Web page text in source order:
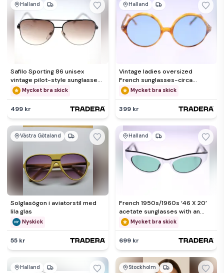
Halland
Safilo Sporting 86 unisex
vintage pilot-style sunglasses-
circa 1980s-NEW-24g
Mycket bra skick
499 kr
Halland
Vintage ladies oversized
French sunglasses-circa
1970s-Weight 42g-FREE
postage
Mycket bra skick
399 kr
Västra Götaland
Solglasögon i aviatorstil med
lila glas
Nyskick
55 kr
Halland
French 1950s/1960s ‘46 X 20’
acetate sunglasses with an
exterior silver coating
Mycket bra skick
699 kr
Halland Stockholm